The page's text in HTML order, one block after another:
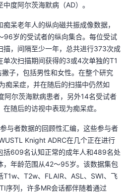
度阿尔茨海默病（AD）。
老年人的纵向磁共振成像数据，
岁的受试者的纵向集合。每位受试
描，间隔至少一年，总共进行373次成
单次扫描期间获得的3或4次单独的T1
子，包括男性和女性。在整个研究
痴呆症，并在随后的扫描中仍然如
阿尔茨海默病患者，另外14名受试者
随后的访视中表现为痴呆症。
者数据的回顾性汇编，这些参与者
Knight ADRC在几个正在进行
括609名认知正常的成年人和489名处
，年龄范围从42～95岁。该数据集包
、T2w、FLAIR、ASL、SWI、飞
序列，许多MR会话都伴随着通过